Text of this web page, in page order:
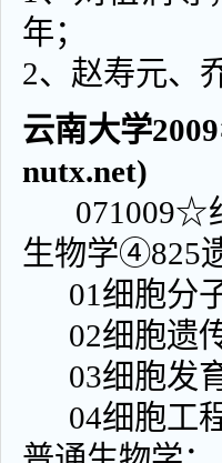
年；
2、赵寿元、
云南大学
nutx.net)
071009☆
生物学④825
01细胞分
02细胞遗
03细胞发
04细胞工